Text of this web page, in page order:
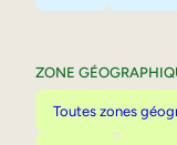
ZONE
Toutes zones